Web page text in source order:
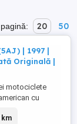
20 50
| 1997 |
Originală |
motociclete
cu
rară prin
km